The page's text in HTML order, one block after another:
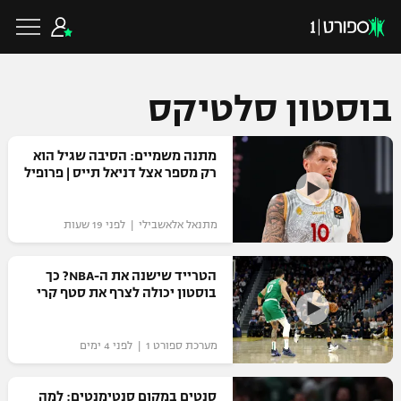
כדורגל ישראלי
ליגת העל
גביע הטוטו
ליגיונרים
גביע המדינה
כדורגל עולמי
ליגת האלופות
ליגה אירופית
ליגה אנגלית
כדורסל ישראלי
ליגת ווינר סל
ליגה לאומית
כדורסל עולמי
NBA
בוסטון סלטיקס
מתנה משמיים: הסיבה שגיל הוא
רק מספר אצל דניאל תייס | פרופיל
מתנאל אלאשבילי | לפני 19 שעות
הטרייד שישנה את ה-NBA? כך
בוסטון יכולה לצרף את סטף קרי
מערכת ספורט 1 | לפני 4 ימים
סנטים במקום סנטימנטים: למה